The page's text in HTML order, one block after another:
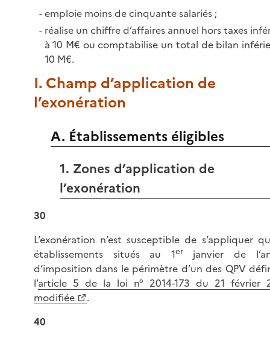
emploie moins de cinquante salariés ;
réalise un chiffre d’affaires annuel hors taxes
à 10 M€ ou comptabilise un total de bilan
10 M€.
I. Champ d’application de
l’exonération
A. Établissements éligibles
1. Zones d’application de
l’exonération
30
L’exonération n’est susceptible de s’appliquer
établissements situés au 1erjanvier de
d’imposition dans le périmètre d’un des QPV
l’article 5 de la loi n° 2014-173 du 21 février
modifiée
.
40